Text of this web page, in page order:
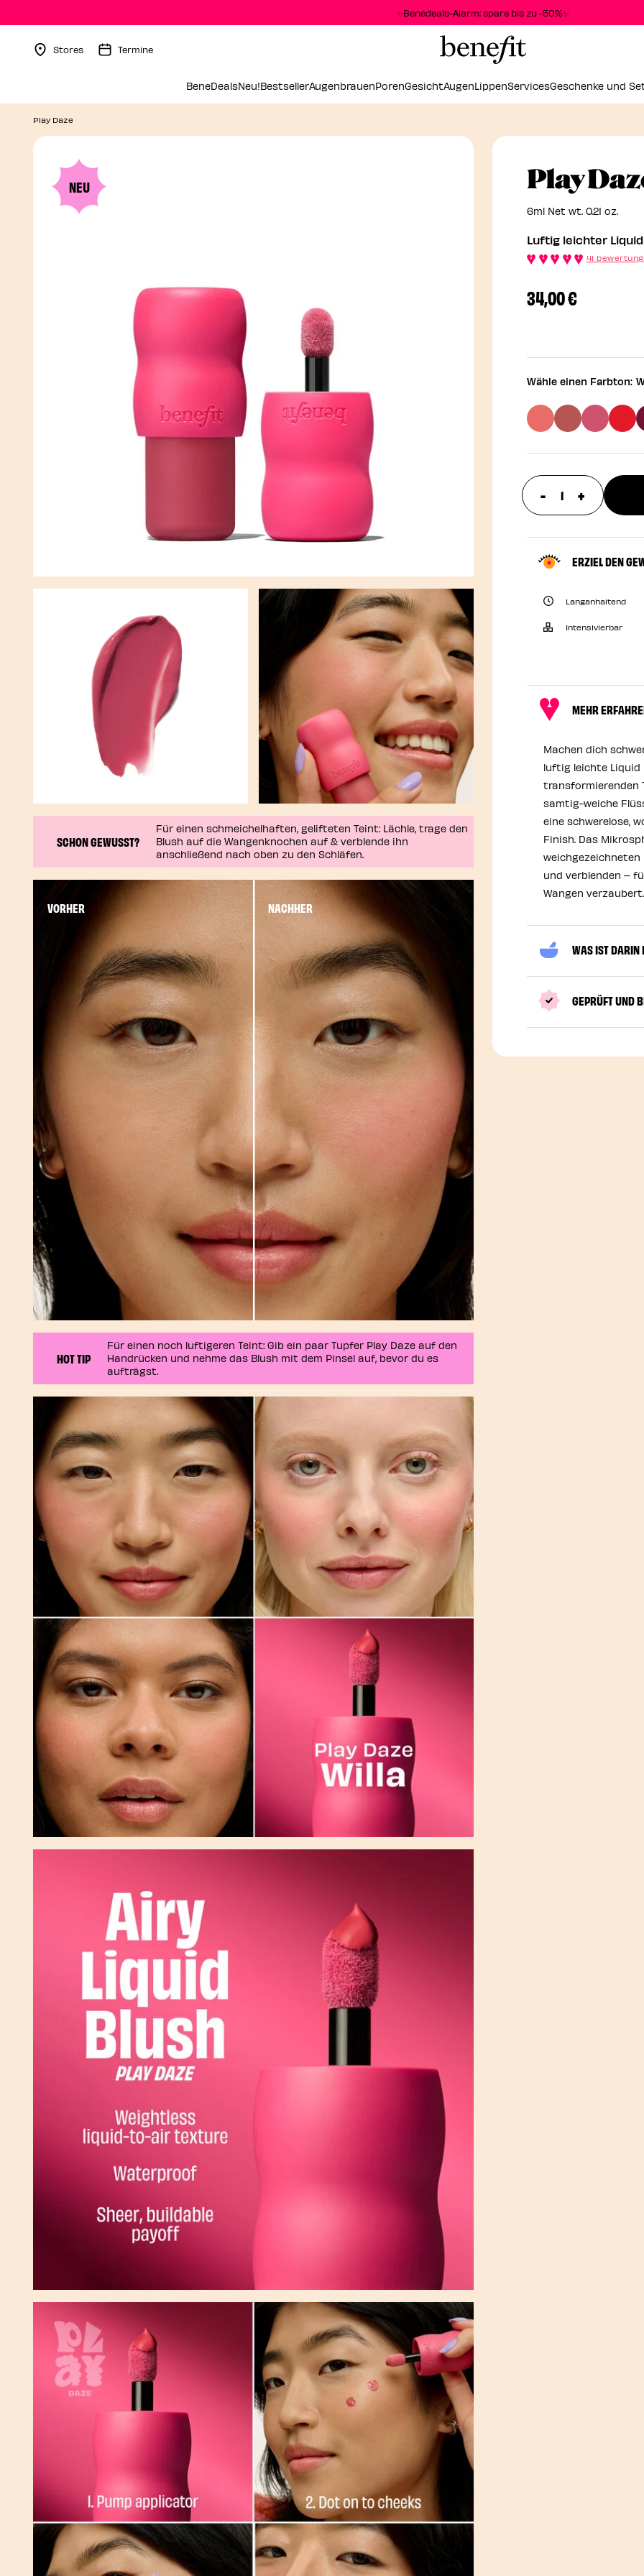
✨Benedeals-Alarm: spare bis zu -50%✨
Stores Termine
BeneDealsNeu!BestsellerAugenbrauenPorenGesichtAugenLippenServicesGeschenke und
Play Daze
NEU
SCHON GEWUSST?
Für einen schmeichelhaften, gelifteten Teint: Lächle, trage den
Blush auf die Wangenknochen auf & verblende ihn
anschließend nach oben zu den Schläfen.
VORHER NACHHER
HOT TIP
Für einen noch luftigeren Teint: Gib ein paar Tupfer Play Daze auf den
Handrücken und nehme das Blush mit dem Pinsel auf, bevor du es
aufträgst.
Play
6ml Net wt. 0.21 oz.
Luftig leichter
41
34,00 €
Wähle einen Farbton:
- update
+
ERZIEL DEN
Langanhaltend
Intensivierbar
MEHR
Machen dich
luftig leichte Liquid
transformierenden
samtig-weiche
eine schwerelose,
Finish. Das
weichgezeichneten
und verblenden –
Wangen verzaubert.
WAS IST DARIN
GEPRÜFT UND